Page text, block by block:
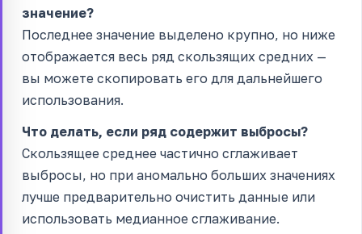
значение?
Последнее значение выделено крупно, но ниже
отображается весь ряд скользящих средних —
вы можете скопировать его для дальнейшего
использования.
Что делать, если ряд содержит выбросы?
Скользящее среднее частично сглаживает
выбросы, но при аномально больших значениях
лучше предварительно очистить данные или
использовать медианное сглаживание.